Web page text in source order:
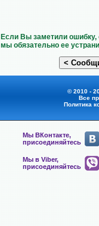
Если Вы заметили
мы обязательно ее
© 2010 -
Все
Политика
Мы ВКонтакте,
присоединяйтесь
Мы в Viber,
присоединяйтесь